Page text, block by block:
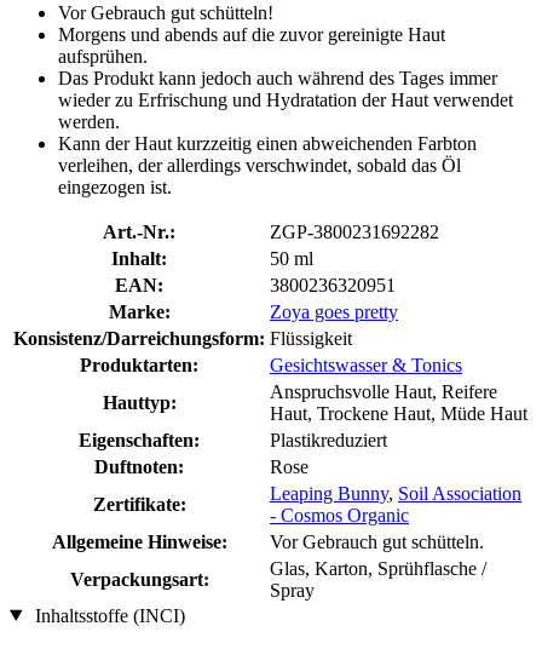
Vor Gebrauch gut schütteln!
Morgens und abends auf die zuvor gereinigte Haut
aufsprühen.
Das Produkt kann jedoch auch während des Tages immer
wieder zu Erfrischung und Hydratation der Haut verwendet
werden.
Kann der Haut kurzzeitig einen abweichenden Farbton
verleihen, der allerdings verschwindet, sobald das Öl
eingezogen ist.
Art.-Nr.:
ZGP-3800231692282
Inhalt:
50 ml
EAN:
3800236320951
Marke:
Zoya goes pretty
Konsistenz/Darreichungsform: Flüssigkeit
Produktarten:
Gesichtswasser & Tonics
Hauttyp:
Anspruchsvolle Haut, Reifere
Haut, Trockene Haut, Müde Haut
Eigenschaften:
Plastikreduziert
Duftnoten:
Rose
Zertifikate:
Leaping Bunny, Soil Association
- Cosmos Organic
Allgemeine Hinweise:
Vor Gebrauch gut schütteln.
Verpackungsart:
Glas, Karton, Sprühflasche /
Spray
Inhaltsstoffe (INCI)